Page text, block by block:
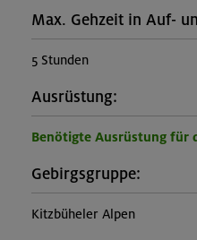
Max. Gehzeit in Auf-
5 Stunden
Ausrüstung:
Benötigte Ausrüstung für
Gebirgsgruppe:
Kitzbüheler Alpen